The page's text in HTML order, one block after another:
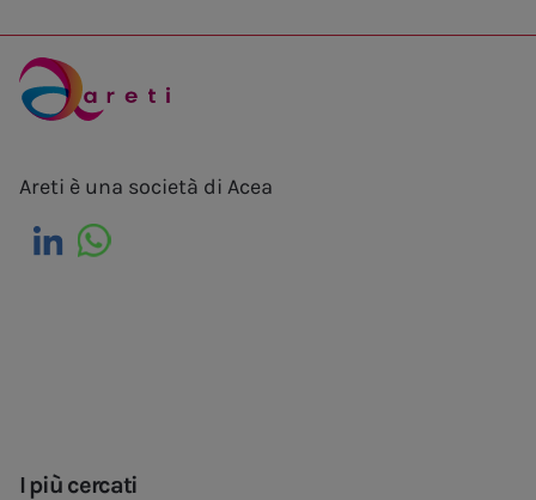
Areti è una società di Acea
I più cercati